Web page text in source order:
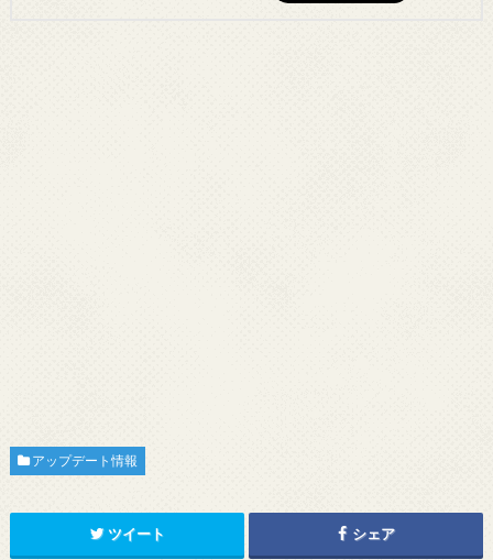
アップデート情報
ツイート シェア